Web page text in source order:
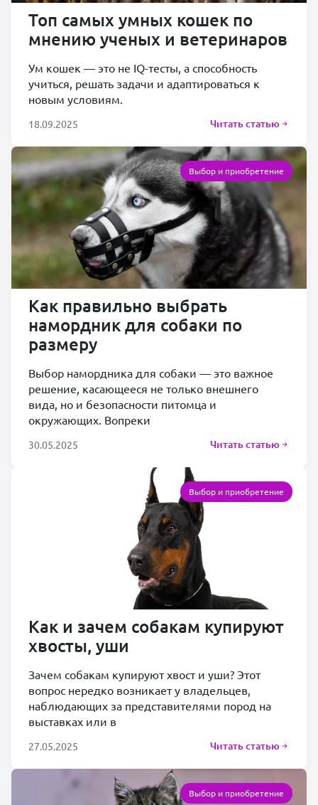
Топ самых умных кошек по
мнению ученых и ветеринаров
Ум кошек — это не IQ-тесты, а способность
учиться, решать задачи и адаптироваться к
новым условиям.
18.09.2025 Читать статью
Как правильно выбрать
намордник для собаки по
размеру
Выбор намордника для собаки — это важное
решение, касающееся не только внешнего
вида, но и безопасности питомца и
окружающих. Вопреки
30.05.2025 Читать статью
Выбор и приобретение
Как и зачем собакам купируют
хвосты, уши
Зачем собакам купируют хвост и уши? Этот
вопрос нередко возникает у владельцев,
наблюдающих за представителями пород на
выставках или в
27.05.2025 Читать статью
Выбор и приобретение
Выбор и приобретение